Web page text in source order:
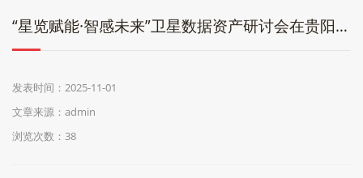
“星览赋能·智感未来”卫星数据资产研讨会在贵阳举行
发表时间：2025-11-01
文章来源：admin
浏览次数： 38